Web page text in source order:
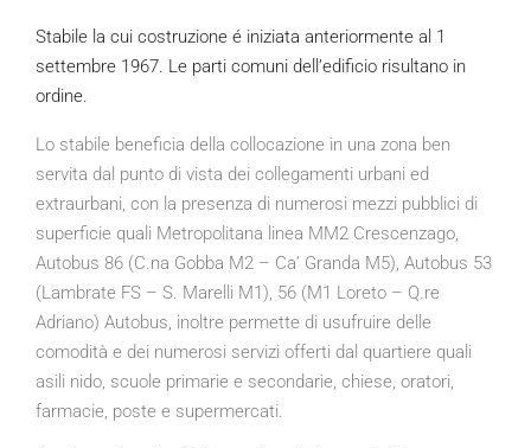
Stabile la cui costruzione é iniziata anteriormente al 1
settembre 1967. Le parti comuni dell’edificio risultano in
ordine.
Lo stabile beneficia della collocazione in una zona ben
servita dal punto di vista dei collegamenti urbani ed
extraurbani, con la presenza di numerosi mezzi pubblici di
superficie quali Metropolitana linea MM2 Crescenzago,
Autobus 86 (C.na Gobba M2 – Ca’ Granda M5), Autobus 53
(Lambrate FS – S. Marelli M1), 56 (M1 Loreto – Q.re
Adriano) Autobus, inoltre permette di usufruire delle
comodità e dei numerosi servizi offerti dal quartiere quali
asili nido, scuole primarie e secondarie, chiese, oratori,
farmacie, poste e supermercati.